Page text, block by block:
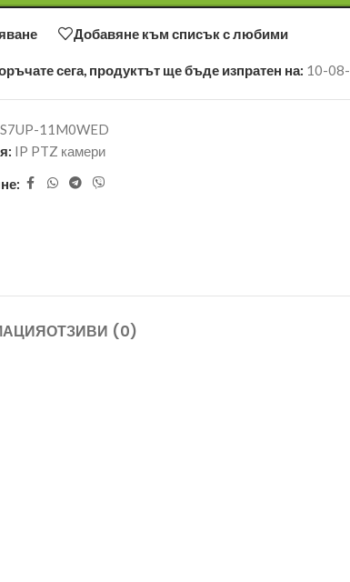
Добавяне към списък с любими
сега, продуктът ще бъде изпратен на: 10-
11M0WED
IP PTZ камери
ОТЗИВИ (0)